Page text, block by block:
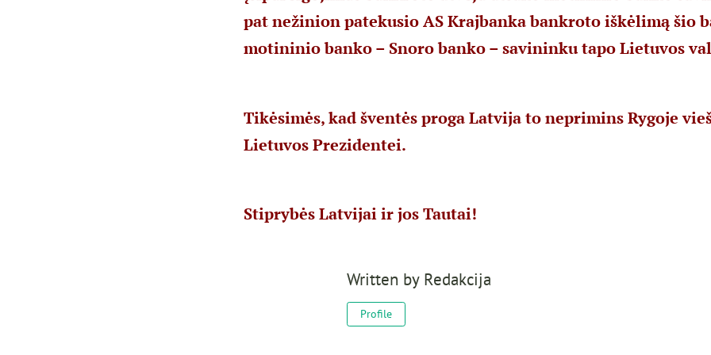
pat nežinion patekusio AS Krajbanka bankroto iškėlimą šio
motininio banko – Snoro banko – savininku tapo Lietuvos
Tikėsimės, kad šventės proga Latvija to neprimins Rygoje
Lietuvos Prezidentei.
Stiprybės Latvijai ir jos Tautai!
Written by Redakcija
Profile